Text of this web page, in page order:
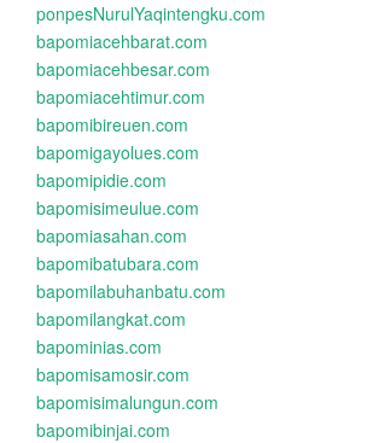
ponpesNurulYaqintengku.com
bapomiacehbarat.com
bapomiacehbesar.com
bapomiacehtimur.com
bapomibireuen.com
bapomigayolues.com
bapomipidie.com
bapomisimeulue.com
bapomiasahan.com
bapomibatubara.com
bapomilabuhanbatu.com
bapomilangkat.com
bapominias.com
bapomisamosir.com
bapomisimalungun.com
bapomibinjai.com